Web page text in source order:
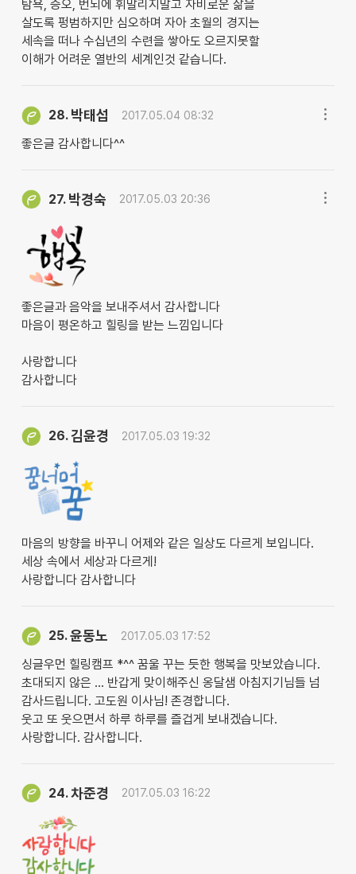
탐욕, 증오, 번뇌에 휘말리지말고 자비로운 삶을
살도록 펑범하지만 심오하며 자아 초월의 경지는
세속을 떠나 수십년의 수련을 쌓아도 오르지못할
이해가 어려운 열반의 세계인것 같습니다.
28. 박태섭 2017.05.04 08:32
좋은글 감사합니다^^
27. 박경숙 2017.05.03 20:36
좋은글과 음악을 보내주셔서 감사합니다
마음이 평온하고 힐링을 받는 느낌입니다
사랑합니다
감사합니다
26.김윤경 2017.05.03 19:32
마음의 방향을 바꾸니 어제와 같은 일상도 다르게 보입니다.
세상 속에서 세상과 다르게!
사랑합니다 감사합니다
25.윤동노 2017.05.03 17:52
싱글우먼 힐링캠프 *^^ 꿈울 꾸는 듯한 행복을 맛보았습니다.
초대되지 않은 ... 반갑게 맞이해주신 옹달샘 아침지기님들 넘
감사드립니다. 고도원 이사님! 존경합니다.
웃고 또 웃으면서 하루 하루를 즐겁게 보내겠습니다.
사랑합니다. 감사합니다.
24.차준경 2017.05.03 16:22